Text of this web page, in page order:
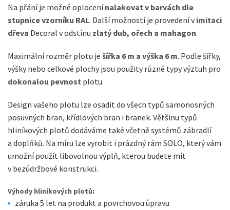
Na přání je možné oplocenínalakovat v barvách dle
stupnice vzorníku RAL. Další možností je provedení vimitaci
dřeva Decoral v odstínu zlatý dub, ořech a mahagon.
Maximální rozměr plotu je šířka 6 m a výška 6 m. Podle šířky,
výšky nebo celkové plochy jsou použity různé typy výztuh pro
dokonalou pevnost plotu.
Design vašeho plotu lze osadit do všech typů samonosných
posuvných bran, křídlových bran i branek. Většinu typů
hliníkových plotů dodáváme také včetně systémů zábradlí
a doplňků. Na míru lze vyrobit i prázdný rám SOLO, který vám
umožní použít libovolnou výplň, kterou budete mít
v bezúdržbové konstrukci.
Výhody hliníkových plotů:
záruka 5 let na produkt a povrchovou úpravu